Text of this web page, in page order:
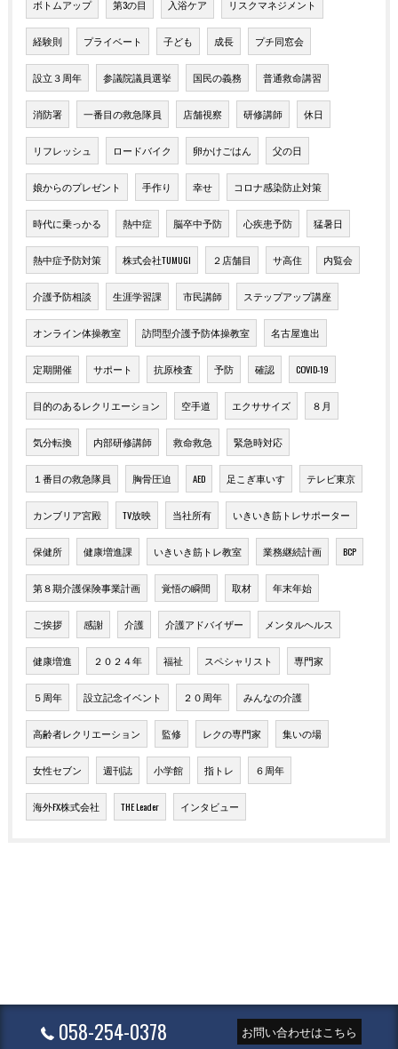
ボトムアップ 第3の目 入浴ケア リスクマネジメント
経験則 プライベート 子ども 成長 プチ同窓会
設立３周年 参議院議員選挙 国民の義務 普通救命講習
消防署 一番目の救急隊員 店舗視察 研修講師 休日
リフレッシュ ロードバイク 卵かけごはん 父の日
娘からのプレゼント 手作り 幸せ コロナ感染防止対策
時代に乗っかる 熱中症 脳卒中予防 心疾患予防 猛暑日
熱中症予防対策 株式会社TUMUGI ２店舗目 サ高住 内覧会
介護予防相談 生涯学習課 市民講師 ステップアップ講座
オンライン体操教室 訪問型介護予防体操教室 名古屋進出
定期開催 サポート 抗原検査 予防 確認 COVID-19
目的のあるレクリエーション 空手道 エクササイズ ８月
気分転換 内部研修講師 救命救急 緊急時対応
１番目の救急隊員 胸骨圧迫 AED 足こぎ車いす テレビ東京
カンブリア宮殿 TV放映 当社所有 いきいき筋トレサポーター
保健所 健康増進課 いきいき筋トレ教室 業務継続計画 BCP
第８期介護保険事業計画 覚悟の瞬間 取材 年末年始
ご挨拶 感謝 介護 介護アドバイザー メンタルヘルス
健康増進 ２０２４年 福祉 スペシャリスト 専門家
５周年 設立記念イベント ２０周年 みんなの介護
高齢者レクリエーション 監修 レクの専門家 集いの場
女性セブン 週刊誌 小学館 指トレ ６周年
海外FX株式会社 THE Leader インタビュー
058-254-0378 お問い合わせはこちら